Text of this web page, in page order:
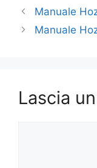
Manuale
Manuale
Lascia